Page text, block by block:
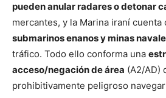
pueden anular radares o detonar
mercantes, y la Marina iraní cuenta
submarinos enanos y minas
tráfico. Todo ello conforma una
acceso/negación de área (A2/AD)
prohibitivamente peligroso